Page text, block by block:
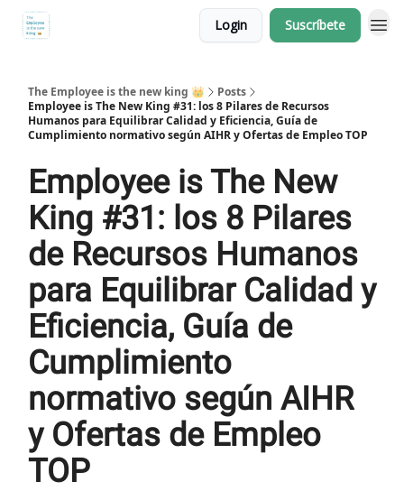
Login Suscríbete
The Employee is the new king 👑
Posts
Employee is The New King #31: los 8 Pilares de Recursos
Humanos para Equilibrar Calidad y Eficiencia, Guía de
Cumplimiento normativo según AIHR y Ofertas de Empleo TOP
Employee is The New
King #31: los 8 Pilares
de Recursos Humanos
para Equilibrar Calidad y
Eficiencia, Guía de
Cumplimiento
normativo según AIHR
y Ofertas de Empleo
TOP